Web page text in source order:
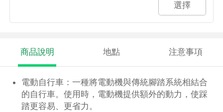
選擇
商品說明 地點 注意事項
電動自行車：一種將電動機與傳統腳踏系統相結合
的自行車。使用時，電動機提供額外的動力，使踩
踏更容易、更省力。